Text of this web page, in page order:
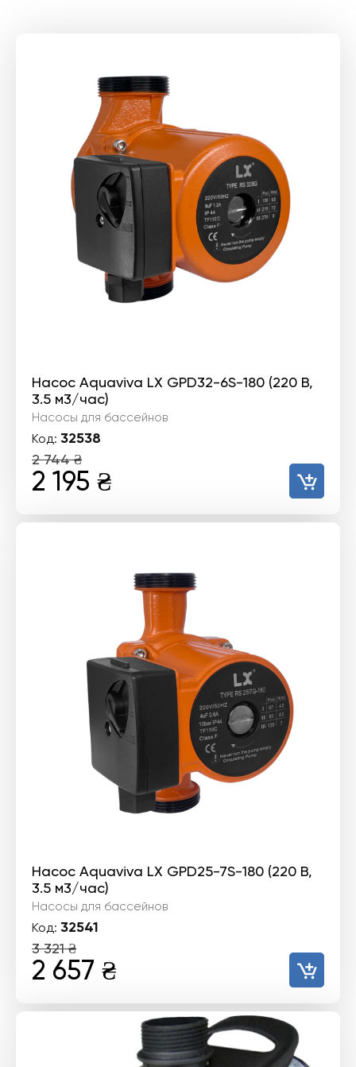
Насос Aquaviva LX GPD32-6S-180 (220 В,
3.5 м3/час)
Насосы для бассейнов
Код: 32538
2 744₴
Первоначальная
цена
2 195 ₴
цена:
195 ₴.
Насос Aquaviva LX GPD25-7S-180 (220 В,
3.5 м3/час)
Насосы для бассейнов
Код: 32541
3 321₴
Первоначальная
цена
составляла
2 657 ₴
цена:
657 ₴.